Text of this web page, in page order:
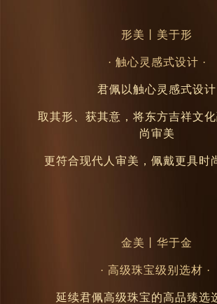
形美 美于形
· 触心灵感式设计 ·
君佩以触心灵感式设计
取其形、获其意，将东方吉祥文
尚审美
更符合现代人审美，佩戴更具时
金美 华于金
· 高级珠宝级别选材 ·
延续君佩高级珠宝的高品臻选